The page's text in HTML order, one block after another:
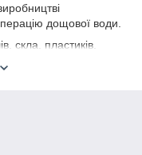
дощової води.
скла, пластиків,